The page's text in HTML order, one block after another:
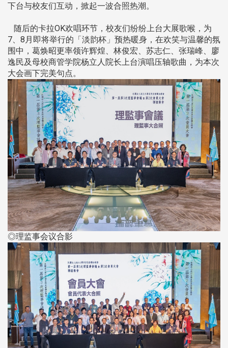
下台与校友们互动，掀起一波合照热潮。
随后的卡拉OK欢唱环节，校友们纷纷上台大展歌喉，为
7、8月即将举行的「淡韵杯」预热暖身，在欢笑与温馨的氛
围中，葛焕昭更率领许辉煌、林俊宏、苏志仁、张瑞峰、廖
逸民及母校商管学院杨立人院长上台演唱压轴歌曲，为本次
大会画下完美句点。
◎理监事会议合影